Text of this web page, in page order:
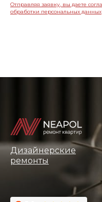
Отправляя заявку, вы даете
обработки персональных данных
Дизайнерские
ремонты